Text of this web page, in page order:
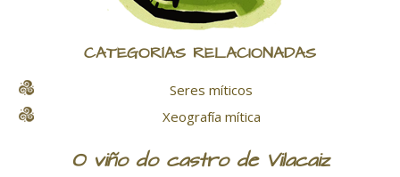
CATEGORÍAS RELACIONADAS
Seres míticos
Xeografía mítica
O viño do castro de Vilacaiz